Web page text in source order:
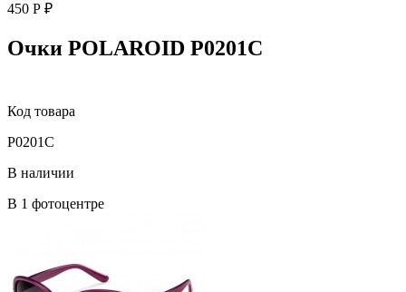
450 Р ₽
Очки POLAROID P0201C
Код товара
P0201C
В наличии
В 1 фотоцентре